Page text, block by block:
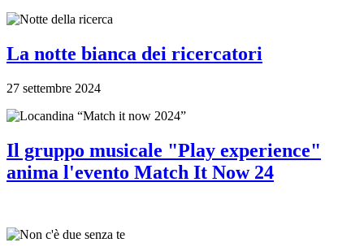
La notte bianca dei ricercatori
27 settembre 2024
Il gruppo musicale "Play experience"
anima l'evento Match It Now 24